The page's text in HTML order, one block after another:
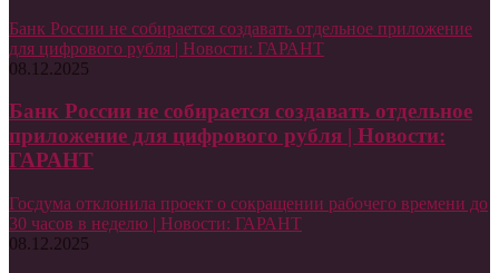
Банк России не собирается создавать отдельное приложение
для цифрового рубля | Новости: ГАРАНТ
08.12.2025
Банк России не собирается создавать отдельное
приложение для цифрового рубля | Новости:
ГАРАНТ
Госдума отклонила проект о сокращении рабочего времени до
30 часов в неделю | Новости: ГАРАНТ
08.12.2025